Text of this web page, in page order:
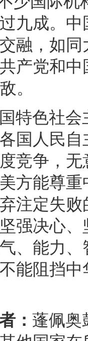
九成。
融，如
产党和
。
色社会
国人民
竞争，
方能尊
注定失
强决心
、能力
能阻挡
： 蓬佩奥